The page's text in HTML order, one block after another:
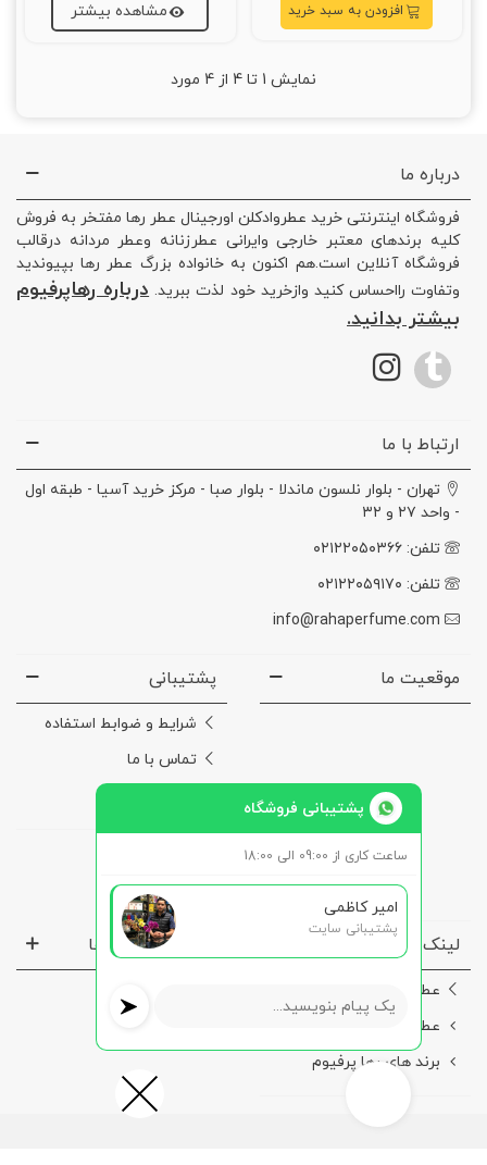
افزودن به سبد خرید مشاهده بیشتر
نمایش 1 تا 4 از 4 مورد
درباره ما
فروشگاه اینترنتی خرید عطروادکلن اورجینال عطر رها مفتخر به فروش
کلیه برندهای معتبر خارجی وایرانی عطرزنانه وعطر مردانه درقالب
فروشگاه آنلاین است.هم اکنون به خانواده بزرگ عطر رها بپیوندید
وتفاوت رااحساس کنید وازخرید خود لذت ببرید. درباره رهاپرفیوم
بیشتر بدانید.
ارتباط با ما
تهران - بلوار نلسون ماندلا - بلوار صبا - مرکز خرید آسیا - طبقه اول
- واحد ۲۷ و ۳۲
تلفن: ۰۲۱۲۲۰۵۰۳۶۶
تلفن: ۰۲۱۲۲۰۵۹۱۷۰
info@rahaperfume.com
موقعیت ما پشتیبانی
شرایط و ضوابط استفاده
تماس با ما
لینک ها مفید
عطر مردانه
عطر زنانه
برند های رها پرفیوم
نماد ها و مجوز ها
پشتیبانی فروشگاه
ساعت کاری از 09:00 الی 18:00
امیر کاظمی
پشتیبانی سایت